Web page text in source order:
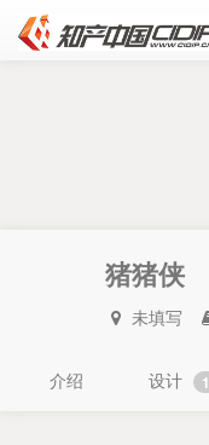
猪猪侠
未填写
介绍 设计 1